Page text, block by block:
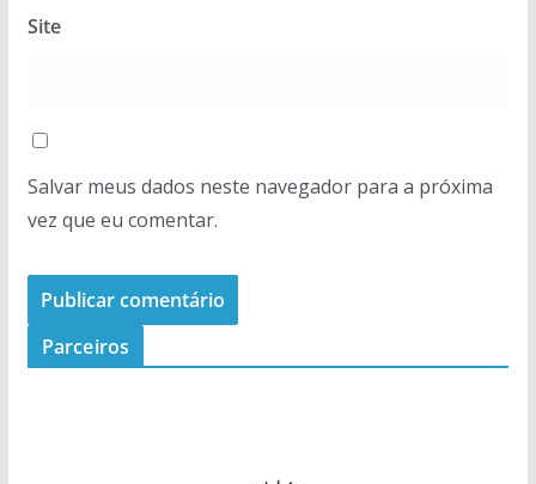
Site
Salvar meus dados neste navegador para a próxima
vez que eu comentar.
Parceiros